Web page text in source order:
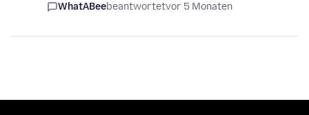
WhatABeebeantwortetvor 5 Monaten